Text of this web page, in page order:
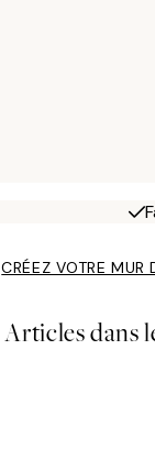
CRÉEZ VOTRE MUR
Articles dans